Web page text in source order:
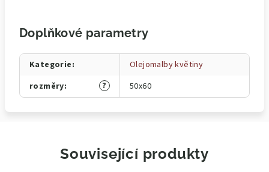
Doplňkové parametry
Kategorie:
Olejomalby květiny
?
rozměry: 50x60
Související produkty